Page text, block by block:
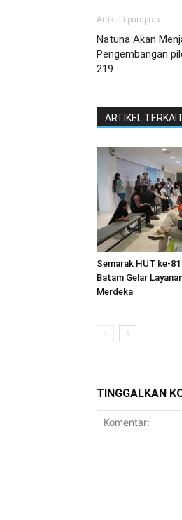
Artikulli paraprak
Natuna Akan
Pengembangan
219
ARTIKEL
Semarak HUT ke-
Batam Gelar
Merdeka
TINGGALKAN